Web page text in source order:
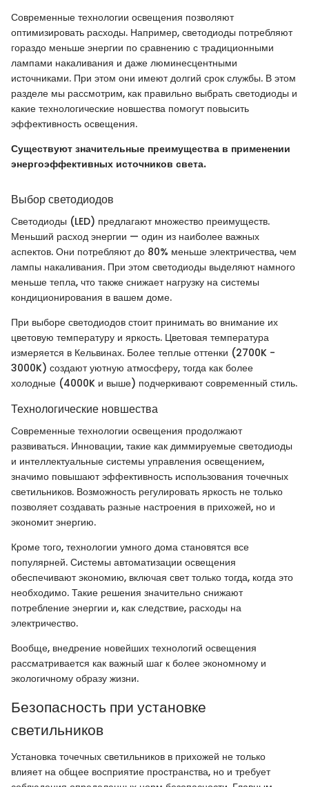
Современные технологии освещения позволяют
оптимизировать расходы. Например, светодиоды потребляют
гораздо меньше энергии по сравнению с традиционными
лампами накаливания и даже люминесцентными
источниками. При этом они имеют долгий срок службы. В этом
разделе мы рассмотрим, как правильно выбрать светодиоды и
какие технологические новшества помогут повысить
эффективность освещения.
Существуют значительные преимущества в применении
энергоэффективных источников света.
Выбор светодиодов
Светодиоды (LED) предлагают множество преимуществ.
Меньший расход энергии — один из наиболее важных
аспектов. Они потребляют до 80% меньше электричества, чем
лампы накаливания. При этом светодиоды выделяют намного
меньше тепла, что также снижает нагрузку на системы
кондиционирования в вашем доме.
При выборе светодиодов стоит принимать во внимание их
цветовую температуру и яркость. Цветовая температура
измеряется в Кельвинах. Более теплые оттенки (2700K -
3000K) создают уютную атмосферу, тогда как более
холодные (4000K и выше) подчеркивают современный стиль.
Технологические новшества
Современные технологии освещения продолжают
развиваться. Инновации, такие как диммируемые светодиоды
и интеллектуальные системы управления освещением,
значимо повышают эффективность использования точечных
светильников. Возможность регулировать яркость не только
позволяет создавать разные настроения в прихожей, но и
экономит энергию.
Кроме того, технологии умного дома становятся все
популярней. Системы автоматизации освещения
обеспечивают экономию, включая свет только тогда, когда это
необходимо. Такие решения значительно снижают
потребление энергии и, как следствие, расходы на
электричество.
Вообще, внедрение новейших технологий освещения
рассматривается как важный шаг к более экономному и
экологичному образу жизни.
Безопасность при установке
светильников
Установка точечных светильников в прихожей не только
влияет на общее восприятие пространства, но и требует